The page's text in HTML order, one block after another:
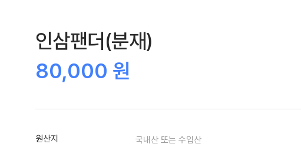
인삼팬더(분재)
80,000 원
원산지 국내산 또는 수입산